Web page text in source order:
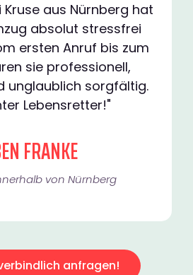
aus Nürnberg hat
absolut stressfrei
ersten Anruf bis zum
sie professionell,
unglaublich sorgfältig.
Lebensretter!"
FRANKE
von Nürnberg​
anfragen!